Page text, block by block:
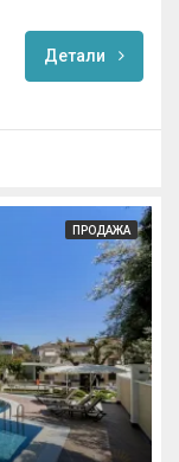
Детали
ПРОДАЖА